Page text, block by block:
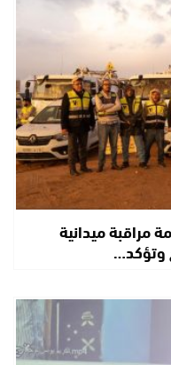
مراقبة ميدانية
وتؤكد…